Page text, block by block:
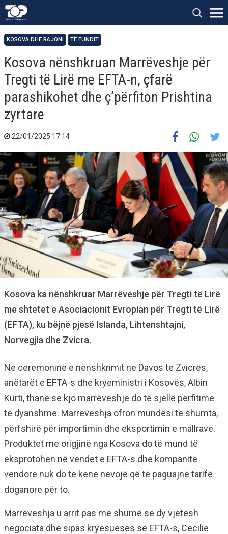
KOSOVA DHE RAJONI TË FUNDIT
Kosova nënshkruan Marrëveshje për
Tregti të Lirë me EFTA-n, çfarë
parashikohet dhe ç’përfiton Prishtina
zyrtare
22/01/2025 17:14
Kosova ka nënshkruar Marrëveshje për Tregti të Lirë
me shtetet e Asociacionit Evropian për Tregti të Lirë
(EFTA), ku bëjnë pjesë Islanda, Lihtenshtajni,
Norvegjia dhe Zvicra.
Në ceremoninë e nënshkrimit në Davos të Zvicrës,
anëtarët e EFTA-s dhe kryeministri i Kosovës, Albin
Kurti, thanë se kjo marrëveshje do të sjellë përfitime
të dyanshme. Marrëveshja ofron mundësi të shumta,
përfshirë për importimin dhe eksportimin e mallrave.
Produktet me origjinë nga Kosova do të mund të
eksprotohen në vendet e EFTA-s dhe kompanitë
vendore nuk do të kenë nevojë që të paguajnë tarifë
doganore për to.
Marrëveshja u arrit pas më shumë se dy vjetësh
negociata dhe sipas kryesueses së EFTA-s, Cecilie